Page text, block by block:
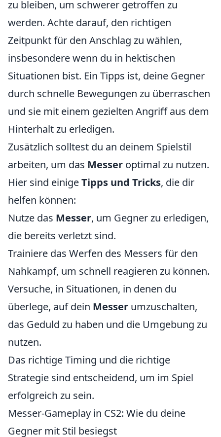
zu bleiben, um schwerer getroffen zu
werden. Achte darauf, den richtigen
Zeitpunkt für den Anschlag zu wählen,
insbesondere wenn du in hektischen
Situationen bist. Ein Tipps ist, deine Gegner
durch schnelle Bewegungen zu überraschen
und sie mit einem gezielten Angriff aus dem
Hinterhalt zu erledigen.
Zusätzlich solltest du an deinem Spielstil
arbeiten, um das Messer optimal zu nutzen.
Hier sind einigeTipps und Tricks, die dir
helfen können:
Nutze das Messer, um Gegner zu erledigen,
die bereits verletzt sind.
Trainiere das Werfen des Messers für den
Nahkampf, um schnell reagieren zu können.
Versuche, in Situationen, in denen du
überlege, auf dein Messer umzuschalten,
das Geduld zu haben und die Umgebung zu
nutzen.
Das richtige Timing und die richtige
Strategie sind entscheidend, um im Spiel
erfolgreich zu sein.
Messer-Gameplay in CS2: Wie du deine
Gegner mit Stil besiegst